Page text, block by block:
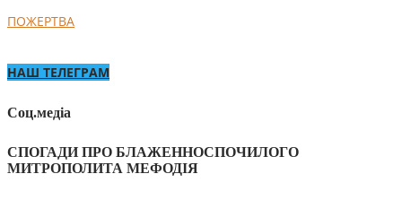
ПОЖЕРТВА
НАШ ТЕЛЕГРАМ
Соц.медіа
СПОГАДИ ПРО БЛАЖЕННОСПОЧИЛОГО
МИТРОПОЛИТА МЕФОДІЯ